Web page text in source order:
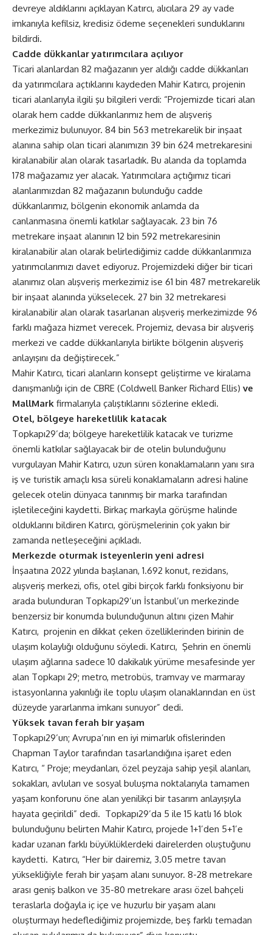
devreye aldıklarını açıklayan Katırcı, alıcılara 29 ay vade
imkanıyla kefilsiz, kredisiz ödeme seçenekleri sunduklarını
bildirdi.
Cadde dükkanlar yatırımcılara açılıyor
Ticari alanlardan 82 mağazanın yer aldığı cadde dükkanları
da yatırımcılara açtıklarını kaydeden Mahir Katırcı, projenin
ticari alanlarıyla ilgili şu bilgileri verdi: “Projemizde ticari alan
olarak hem cadde dükkanlarımız hem de alışveriş
merkezimiz bulunuyor. 84 bin 563 metrekarelik bir inşaat
alanına sahip olan ticari alanımızın 39 bin 624 metrekaresini
kiralanabilir alan olarak tasarladık. Bu alanda da toplamda
178 mağazamız yer alacak. Yatırımcılara açtığımız ticari
alanlarımızdan 82 mağazanın bulunduğu cadde
dükkanlarımız, bölgenin ekonomik anlamda da
canlanmasına önemli katkılar sağlayacak. 23 bin 76
metrekare inşaat alanının 12 bin 592 metrekaresinin
kiralanabilir alan olarak belirlediğimiz cadde dükkanlarımıza
yatırımcılarımızı davet ediyoruz. Projemizdeki diğer bir ticari
alanımız olan alışveriş merkezimiz ise 61 bin 487 metrekarelik
bir inşaat alanında yükselecek. 27 bin 32 metrekaresi
kiralanabilir alan olarak tasarlanan alışveriş merkezimizde 96
farklı mağaza hizmet verecek. Projemiz, devasa bir alışveriş
merkezi ve cadde dükkanlarıyla birlikte bölgenin alışveriş
anlayışını da değiştirecek.”
Mahir Katırcı, ticari alanların konsept geliştirme ve kiralama
danışmanlığı için de CBRE (Coldwell Banker Richard Ellis) ve
MallMark firmalarıyla çalıştıklarını sözlerine ekledi.
Otel, bölgeye hareketlilik katacak
Topkapı29’da; bölgeye hareketlilik katacak ve turizme
önemli katkılar sağlayacak bir de otelin bulunduğunu
vurgulayan Mahir Katırcı, uzun süren konaklamaların yanı sıra
iş ve turistik amaçlı kısa süreli konaklamaların adresi haline
gelecek otelin dünyaca tanınmış bir marka tarafından
işletileceğini kaydetti. Birkaç markayla görüşme halinde
olduklarını bildiren Katırcı, görüşmelerinin çok yakın bir
zamanda netleşeceğini açıkladı.
Merkezde oturmak isteyenlerin yeni adresi
İnşaatına 2022 yılında başlanan, 1.692 konut, rezidans,
alışveriş merkezi, ofis, otel gibi birçok farklı fonksiyonu bir
arada bulunduran Topkapı29’un İstanbul’un merkezinde
benzersiz bir konumda bulunduğunun altını çizen Mahir
Katırcı, projenin en dikkat çeken özelliklerinden birinin de
ulaşım kolaylığı olduğunu söyledi. Katırcı, Şehrin en önemli
ulaşım ağlarına sadece 10 dakikalık yürüme mesafesinde yer
alan Topkapı 29; metro, metrobüs, tramvay ve marmaray
istasyonlarına yakınlığı ile toplu ulaşım olanaklarından en üst
düzeyde yararlanma imkanı sunuyor” dedi.
Yüksek tavan ferah bir yaşam
Topkapı29’un; Avrupa’nın en iyi mimarlık ofislerinden
Chapman Taylor tarafından tasarlandığına işaret eden
Katırcı, “ Proje; meydanları, özel peyzaja sahip yeşil alanları,
sokakları, avluları ve sosyal buluşma noktalarıyla tamamen
yaşam konforunu öne alan yenilikçi bir tasarım anlayışıyla
hayata geçirildi” dedi. Topkapı29’da 5 ile 15 katlı 16 blok
bulunduğunu belirten Mahir Katırcı, projede 1+1’den 5+1’e
kadar uzanan farklı büyüklüklerdeki dairelerden oluştuğunu
kaydetti. Katırcı, “Her bir dairemiz, 3.05 metre tavan
yüksekliğiyle ferah bir yaşam alanı sunuyor. 8-28 metrekare
arası geniş balkon ve 35-80 metrekare arası özel bahçeli
teraslarla doğayla iç içe ve huzurlu bir yaşam alanı
oluşturmayı hedeflediğimiz projemizde, beş farklı temadan